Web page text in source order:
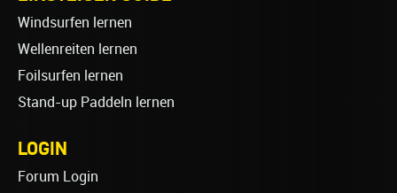
Windsurfen lernen
Wellenreiten lernen
Foilsurfen lernen
Stand-up Paddeln lernen
LOGIN
Forum Login